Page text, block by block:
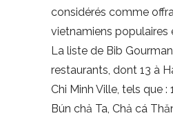
considérés comme
vietnamiens populaires
La liste de Bib
restaurants, dont 13 à
Chi Minh Ville, tels que :
Bún chả Ta, Chả cá